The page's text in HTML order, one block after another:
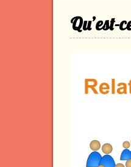
Qu’est-